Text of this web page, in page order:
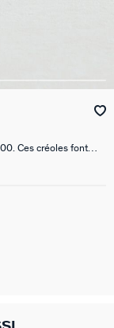
Ces créoles font